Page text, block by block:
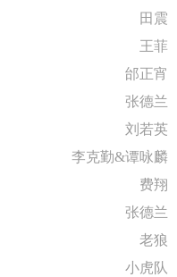
田震
王菲
邰正宵
张德兰
刘若英
李克勤&谭咏麟
费翔
张德兰
老狼
小虎队